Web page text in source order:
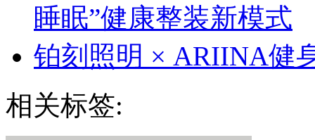
睡眠”健康整装新模式
铂刻照明 × ARIINA健
相关标签: